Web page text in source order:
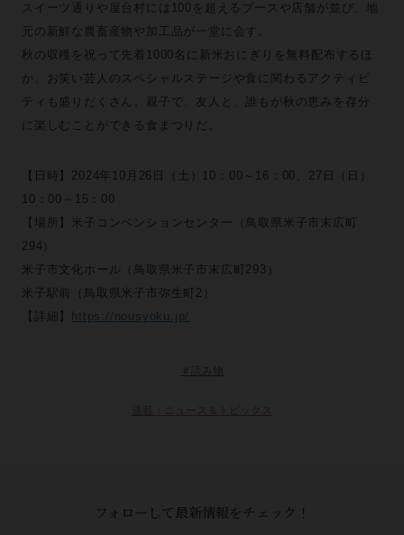
スイーツ通りや屋台村には100を超えるブースや店舗が並び、地
元の新鮮な農畜産物や加工品が一堂に会す。
秋の収穫を祝って先着1000名に新米おにぎりを無料配布するほ
か、お笑い芸人のスペシャルステージや食に関わるアクティビ
ティも盛りだくさん。親子で、友人と、誰もが秋の恵みを存分
に楽しむことができる食まつりだ。
【日時】2024年10月26日（土）10：00～16：00、27日（日）
10：00～15：00
【場所】米子コンベンションセンター（鳥取県米子市末広町
294）
米子市文化ホール（鳥取県米子市末広町293）
米子駅前（鳥取県米子市弥生町2）
【詳細】
https://nousyoku.jp/
連載：ニュース＆トピックス
フォローして最新情報をチェック！